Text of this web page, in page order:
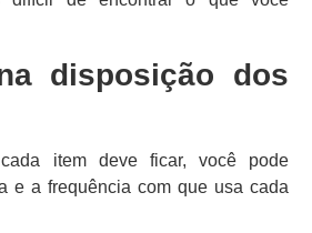
disposição dos
item deve ficar, você pode
e a frequência com que usa cada